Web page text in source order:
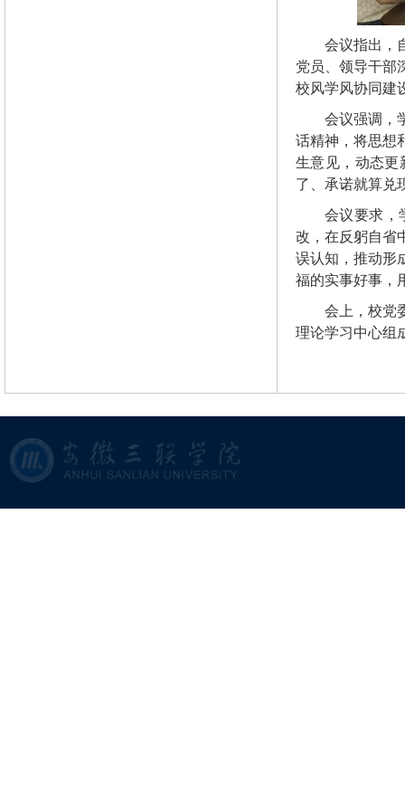
会议指出，
党员、领导干部
校风学风协同建
会议强调，
话精神，将思想
生意见，动态更
了、承诺就算兑
会议要求，
改，在反躬自省
误认知，推动形
福的实事好事，
会上，校党
理论学习中心组